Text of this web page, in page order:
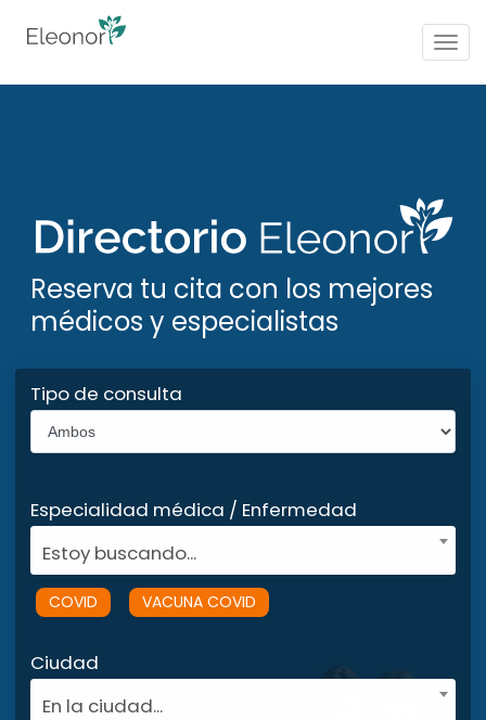
Reserva tu cita con los mejores
médicos y especialistas
Tipo de consulta
Especialidad médica / Enfermedad
Estoy buscando...
COVID VACUNA COVID
Ciudad
En la ciudad...